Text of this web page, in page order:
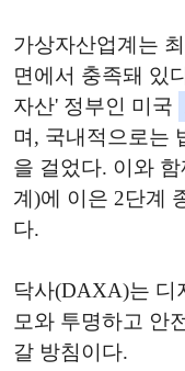
가상자산업계는
면에서 충족돼 있
자산' 정부인 미국
며, 국내적으로는
을 걸었다. 이와
계)에 이은 2단계
다.
닥사(DAXA)는 디
모와 투명하고 안
갈 방침이다.